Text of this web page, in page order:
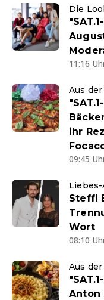
Die
11:16
Aus
ihr
09:45
Steffi
Wort
08:10
Aus
Anton